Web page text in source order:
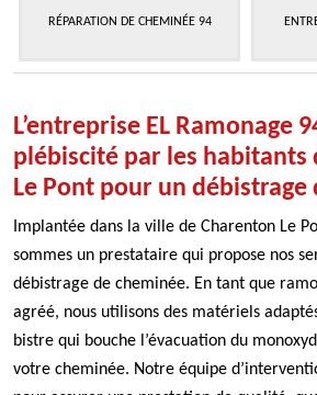
RÉPARATION DE CHEMINÉE 94
L’entreprise EL Ramonage
plébiscité par les habitants
Le Pont pour un débistrage
Implantée dans la ville de Charenton Le
sommes un prestataire qui propose nos
débistrage de cheminée. En tant que
agréé, nous utilisons des matériels
bistre qui bouche l’évacuation du
votre cheminée. Notre équipe